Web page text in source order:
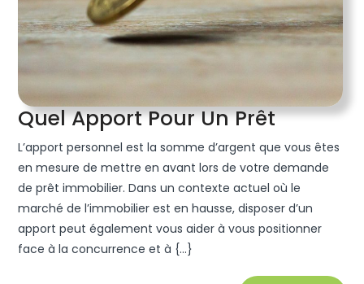
Quel Apport Pour Un PrêtQuel
Apport
Pour
Un
Prêt
L’apport personnel est la somme d’argent que vous êtes
en mesure de mettre en avant lors de votre demande
de prêt immobilier. Dans un contexte actuel où le
marché de l’immobilier est en hausse, disposer d’un
apport peut également vous aider à vous positionner
face à la concurrence et à {...}